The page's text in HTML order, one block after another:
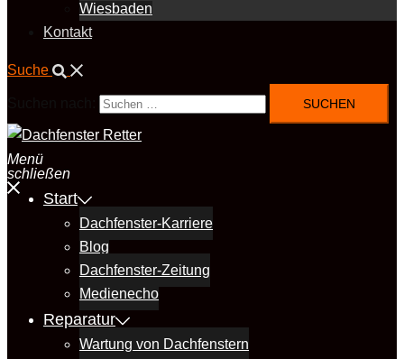
Wiesbaden
Kontakt
Suche
Menü
schließen
Start
Dachfenster-Karriere
Blog
Dachfenster-Zeitung
Medienecho
Reparatur
Wartung von Dachfenstern